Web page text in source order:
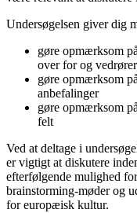
Undersøgelsen giver dig
gøre opmærksom
over for og
gøre opmærksom
anbefalinger
gøre opmærksom
felt
Ved at deltage i
er vigtigt at diskutere
efterfølgende mulighed
brainstorming-møder og
for europæisk kultur.